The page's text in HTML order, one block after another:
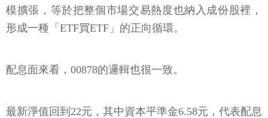
模擴張，等於把整個市場交易熱度也納入成份股裡，
形成一種「ETF買ETF」的正向循環。
配息面來看，00878的邏輯也很一致。
最新淨值回到22元，其中資本平準金6.58元，代表配息